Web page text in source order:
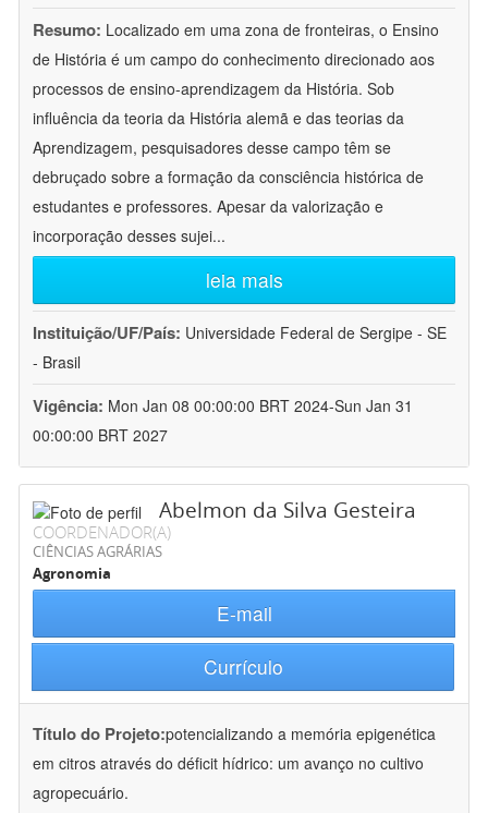
Resumo: Localizado em uma zona de fronteiras, o Ensino
de História é um campo do conhecimento direcionado aos
processos de ensino-aprendizagem da História. Sob
influência da teoria da História alemã e das teorias da
Aprendizagem, pesquisadores desse campo têm se
debruçado sobre a formação da consciência histórica de
estudantes e professores. Apesar da valorização e
incorporação desses sujei...
leia mais
Instituição/UF/País: Universidade Federal de Sergipe - SE
- Brasil
Vigência: Mon Jan 08 00:00:00 BRT 2024-Sun Jan 31
00:00:00 BRT 2027
Abelmon da Silva Gesteira
COORDENADOR(A)
CIÊNCIAS AGRÁRIAS
Agronomia
E-mail
Currículo
Título do Projeto:potencializando a memória epigenética
em citros através do déficit hídrico: um avanço no cultivo
agropecuário.